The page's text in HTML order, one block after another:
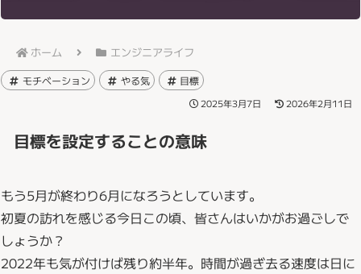
ホーム エンジニアライフ
モチベーション やる気 目標
2025年3月7日 2026年2月11日
目標を設定することの意味
もう5月が終わり6月になろうとしています。
初夏の訪れを感じる今日この頃、皆さんはいかがお過ごしで
しょうか？
2022年も気が付けば残り約半年。時間が過ぎ去る速度は日に